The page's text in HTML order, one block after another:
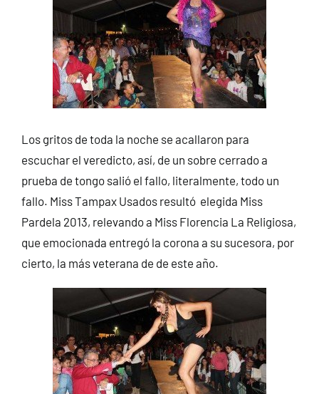
Los gritos de toda la noche se acallaron para
escuchar el veredicto, así, de un sobre cerrado a
prueba de tongo salió el fallo, literalmente, todo un
fallo. Miss Tampax Usados resultó elegida Miss
Pardela 2013, relevando a Miss Florencia La Religiosa,
que emocionada entregó la corona a su sucesora, por
cierto, la más veterana de de este año.